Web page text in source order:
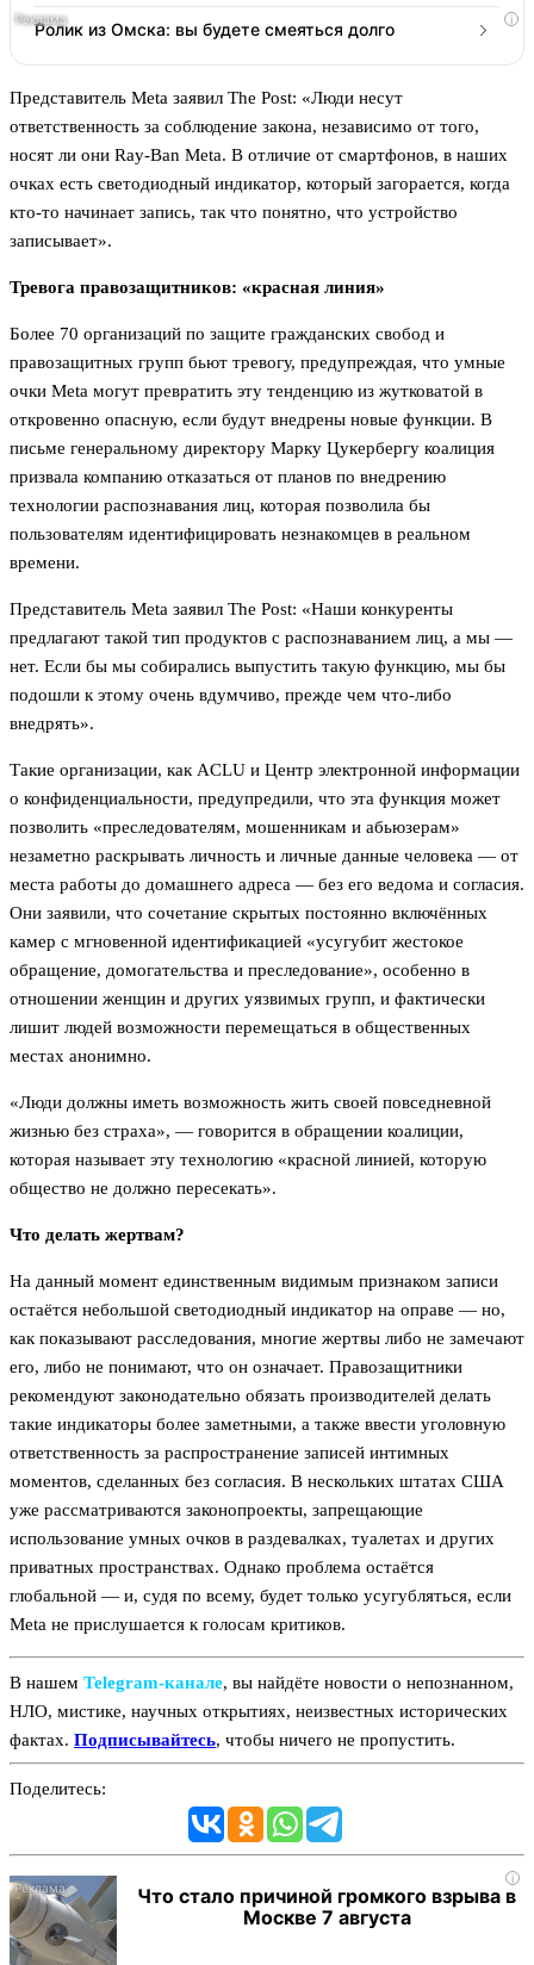
i
Ролик из Омска: вы будете смеяться долго
Представитель Meta заявил The Post: «Люди несут
ответственность за соблюдение закона, независимо от того,
носят ли они Ray-Ban Meta. В отличие от смартфонов, в наших
очках есть светодиодный индикатор, который загорается, когда
кто-то начинает запись, так что понятно, что устройство
записывает».
Тревога правозащитников: «красная линия»
Более 70 организаций по защите гражданских свобод и
правозащитных групп бьют тревогу, предупреждая, что умные
очки Meta могут превратить эту тенденцию из жутковатой в
откровенно опасную, если будут внедрены новые функции. В
письме генеральному директору Марку Цукербергу коалиция
призвала компанию отказаться от планов по внедрению
технологии распознавания лиц, которая позволила бы
пользователям идентифицировать незнакомцев в реальном
времени.
Представитель Meta заявил The Post: «Наши конкуренты
предлагают такой тип продуктов с распознаванием лиц, а мы —
нет. Если бы мы собирались выпустить такую функцию, мы бы
подошли к этому очень вдумчиво, прежде чем что-либо
внедрять».
Такие организации, как ACLU и Центр электронной информации
о конфиденциальности, предупредили, что эта функция может
позволить «преследователям, мошенникам и абьюзерам»
незаметно раскрывать личность и личные данные человека — от
места работы до домашнего адреса — без его ведома и согласия.
Они заявили, что сочетание скрытых постоянно включённых
камер с мгновенной идентификацией «усугубит жестокое
обращение, домогательства и преследование», особенно в
отношении женщин и других уязвимых групп, и фактически
лишит людей возможности перемещаться в общественных
местах анонимно.
«Люди должны иметь возможность жить своей повседневной
жизнью без страха», — говорится в обращении коалиции,
которая называет эту технологию «красной линией, которую
общество не должно пересекать».
Что делать жертвам?
На данный момент единственным видимым признаком записи
остаётся небольшой светодиодный индикатор на оправе — но,
как показывают расследования, многие жертвы либо не замечают
его, либо не понимают, что он означает. Правозащитники
рекомендуют законодательно обязать производителей делать
такие индикаторы более заметными, а также ввести уголовную
ответственность за распространение записей интимных
моментов, сделанных без согласия. В нескольких штатах США
уже рассматриваются законопроекты, запрещающие
использование умных очков в раздевалках, туалетах и других
приватных пространствах. Однако проблема остаётся
глобальной — и, судя по всему, будет только усугубляться, если
Meta не прислушается к голосам критиков.
В нашем Telegram‑канале, вы найдёте новости о непознанном,
НЛО, мистике, научных открытиях, неизвестных исторических
фактах. Подписывайтесь, чтобы ничего не пропустить.
Поделитесь:
i
Что стало причиной громкого взрыва в
Москве 7 августа